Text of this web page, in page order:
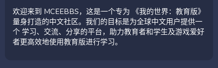
欢迎来到 MCEEBBS，这是一个专为 《我的世界：教育版》
量身打造的中文社区。我们的目标是为全球中文用户提供一
个 学习、交流、分享的平台，助力教育者和学生及游戏爱好
者更高效地使用教育版进行学习。